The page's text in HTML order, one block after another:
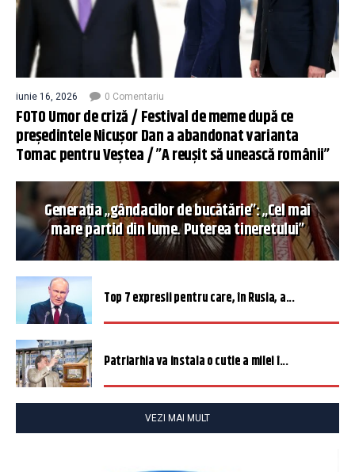
iunie 16, 2026 0 Comentariu
FOTO Umor de criză / Festival de meme după ce
președintele Nicușor Dan a abandonat varianta
Tomac pentru Veștea / ”A reușit să unească românii”
Generația „gândacilor de bucătărie”: „Cel mai
mare partid din lume. Puterea tineretului”
Top 7 expresii pentru care, în Rusia, a...
Patriarhia va instala o cutie a milei î...
VEZI MAI MULT